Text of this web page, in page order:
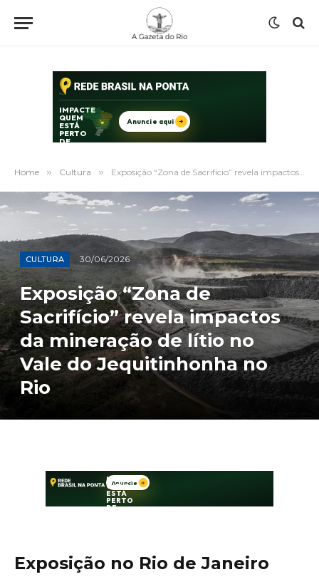
Home » Cultura » Exposição “Zona de Sacrifício” revela impactos da mineração de lítio no Vale do Jequitinhonha no Rio
CULTURA 30/06/2026
Exposição “Zona de
Sacrifício” revela impactos
da mineração de lítio no
Vale do Jequitinhonha no
Rio
Exposição no Rio de Janeiro